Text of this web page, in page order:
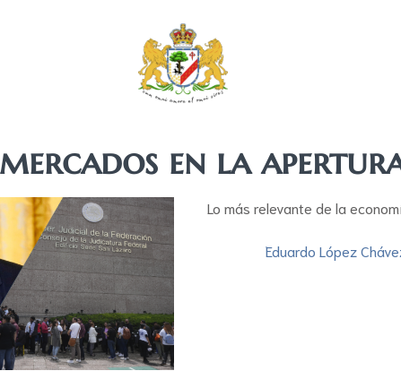
en la
Lo más relevante de la
Eduardo López